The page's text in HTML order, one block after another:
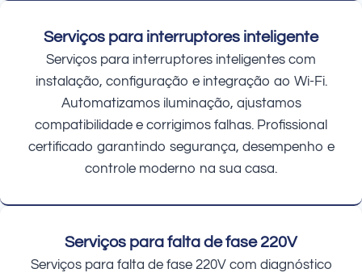
Serviços para interruptores inteligente
Serviços para interruptores inteligentes com
instalação, configuração e integração ao Wi-Fi.
Automatizamos iluminação, ajustamos
compatibilidade e corrigimos falhas. Profissional
certificado garantindo segurança, desempenho e
controle moderno na sua casa.
Serviços para falta de fase 220V
Serviços para falta de fase 220V com diagnóstico